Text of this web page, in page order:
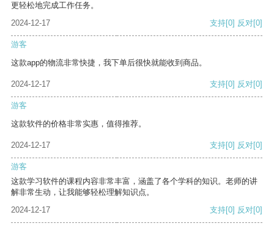
更轻松地完成工作任务。
2024-12-17
支持[0] 反对[0]
游客
这款app的物流非常快捷，我下单后很快就能收到商品。
2024-12-17 支持[0] 反对[0]
游客
这款软件的价格非常实惠，值得推荐。
2024-12-17 支持[0] 反对[0]
游客
这款学习软件的课程内容非常丰富，涵盖了各个学科的知识。老师的讲
解非常生动，让我能够轻松理解知识点。
2024-12-17
支持[0] 反对[0]